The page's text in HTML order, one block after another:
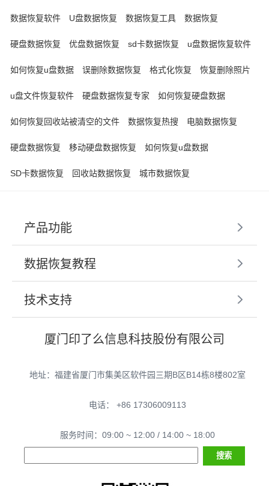
数据恢复软件 U盘数据恢复 数据恢复工具 数据恢复
硬盘数据恢复 优盘数据恢复 sd卡数据恢复 u盘数据恢复软件
如何恢复u盘数据 误删除数据恢复 格式化恢复 恢复删除照片
u盘文件恢复软件 硬盘数据恢复专家 如何恢复硬盘数据
如何恢复回收站被清空的文件 数据恢复热搜 电脑数据恢复
硬盘数据恢复 移动硬盘数据恢复 如何恢复u盘数据
SD卡数据恢复 回收站数据恢复 城市数据恢复
产品功能
数据恢复教程
技术支持
厦门印了么信息科技股份有限公司
地址：福建省厦门市集美区软件园三期B区B14栋8楼802室
电话： +86 17306009113
服务时间：09:00 ~ 12:00 / 14:00 ~ 18:00